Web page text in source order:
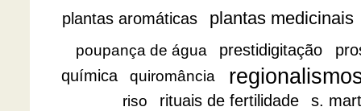
plantas aromáticas plantas medicinais
poupança de água prestidigitação
química
quiromância
riso rituais de fertilidade s.